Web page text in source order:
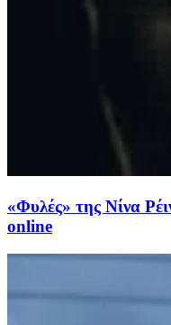
«Φυλές» της Νίνα
online